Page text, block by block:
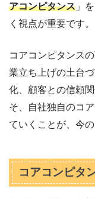
アコンピタンス 」
く視点が重要です。
コアコンピタンス
業立ち上げの土台
化、顧客との信頼
そ、自社独自のコ
ていくことが、今
コアコンピタ